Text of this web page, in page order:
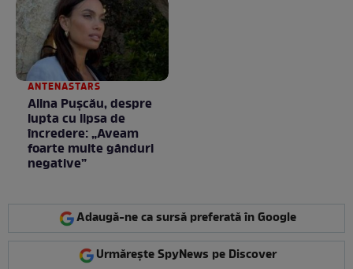
ANTENASTARS
Alina Pușcău, despre
lupta cu lipsa de
încredere: „Aveam
foarte multe gânduri
negative”
Adaugă-ne ca sursă preferată în Google
Urmărește SpyNews pe Discover